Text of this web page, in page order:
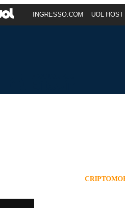
INGRESSO.COM UOL HOST